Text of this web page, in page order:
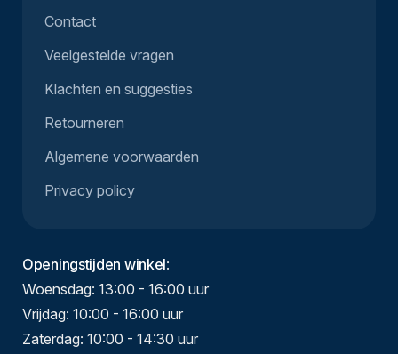
Contact
Veelgestelde vragen
Klachten en suggesties
Retourneren
Algemene voorwaarden
Privacy policy
Openingstijden winkel:
Woensdag: 13:00 - 16:00 uur
Vrijdag: 10:00 - 16:00 uur
Zaterdag: 10:00 - 14:30 uur